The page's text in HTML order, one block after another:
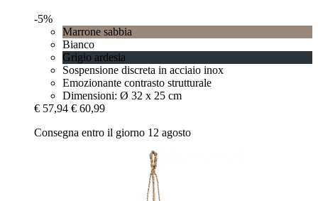
-5%
Marrone sabbia
Bianco
Grigio ardesia
Sospensione discreta in acciaio inox
Emozionante contrasto strutturale
Dimensioni: Ø 32 x 25 cm
€ 57,94 € 60,99
Consegna entro il giorno 12 agosto